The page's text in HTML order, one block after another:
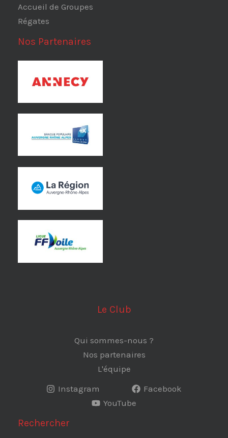
Accueil de Groupes
Régates
Nos Partenaires
Le Club
Qui sommes-nous ?
Nos partenaires
L'équipe
Instagram
Facebook
YouTube
Rechercher